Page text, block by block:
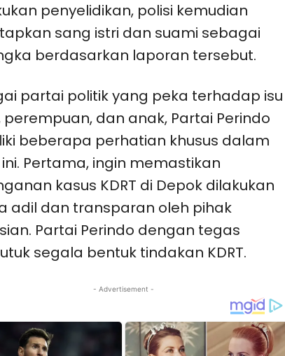
penyelidikan, polisi kemudian
sang istri dan suami sebagai
berdasarkan laporan tersebut.
partai politik yang peka terhadap isu
perempuan, dan anak, Partai Perindo
beberapa perhatian khusus dalam
Pertama, ingin memastikan
kasus KDRT di Depok dilakukan
adil dan transparan oleh pihak
Partai Perindo dengan tegas
segala bentuk tindakan KDRT.
- Advertisement -